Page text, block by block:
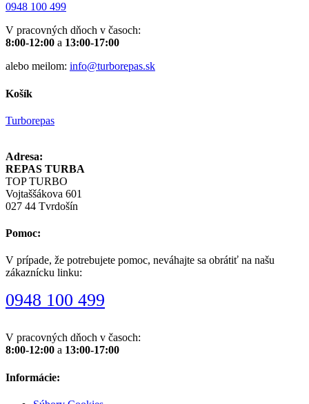
0948 100 499
V pracovných dňoch v časoch:
8:00-12:00 a 13:00-17:00
alebo meilom: info@turborepas.sk
Košík
Turborepas
Adresa:
REPAS TURBA
TOP TURBO
Vojtaššákova 601
027 44 Tvrdošín
Pomoc:
V prípade, že potrebujete pomoc, neváhajte sa obrátiť na našu
zákaznícku linku:
0948 100 499
V pracovných dňoch v časoch:
8:00-12:00 a 13:00-17:00
Informácie: